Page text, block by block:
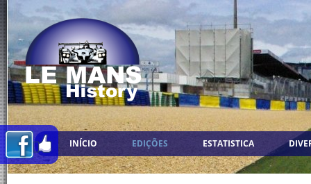
INÍCIO EDIÇÕES ESTATISTICA